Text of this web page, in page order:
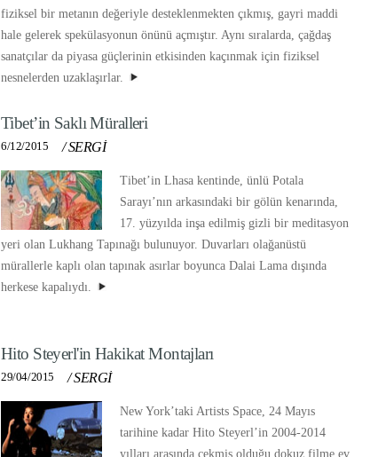
fiziksel bir metanın değeriyle desteklenmekten çıkmış, gayri maddi
hale gelerek spekülasyonun önünü açmıştır. Aynı sıralarda, çağdaş
sanatçılar da piyasa güçlerinin etkisinden kaçınmak için fiziksel
nesnelerden uzaklaşırlar.
Tibet’in Saklı Müralleri
6/12/2015 /SERGİ
Tibet’in Lhasa kentinde, ünlü Potala
Sarayı’nın arkasındaki bir gölün kenarında,
17. yüzyılda inşa edilmiş gizli bir meditasyon
yeri olan Lukhang Tapınağı bulunuyor. Duvarları olağanüstü
mürallerle kaplı olan tapınak asırlar boyunca Dalai Lama dışında
herkese kapalıydı.
Hito Steyerl'in Hakikat Montajları
29/04/2015 /SERGİ
New York’taki Artists Space, 24 Mayıs
tarihine kadar Hito Steyerl’in 2004-2014
yılları arasında çekmiş olduğu dokuz filme ev